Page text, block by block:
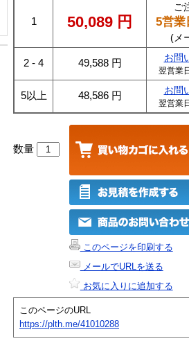
1 50,089 円
ご
5営業
(メ
2 - 4 49,588 円 お問
翌営業
5以上 48,586 円 お問
翌営業
数量
このページを印刷する
メールでURLを送る
お気に入りに追加する
このページのURL
https://plth.me/41010288